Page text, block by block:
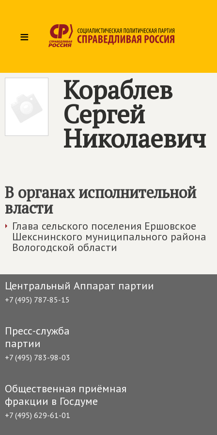
≡
Кораблев
Сергей
Николаевич
В органах исполнительной
власти
Глава сельского поселения Ершовское
Шекснинского муниципального района
Вологодской области
Центральный Аппарат партии
+7 (495) 787-85-15
Пресс-служба
партии
+7 (495) 783-98-03
Общественная приёмная
фракции в Госдуме
+7 (495) 629-61-01